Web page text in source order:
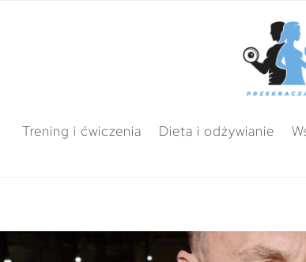
Trening i ćwiczenia Dieta i odżywianie